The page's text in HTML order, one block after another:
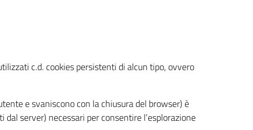
c.d. cookies persistenti di alcun tipo, ovvero
e svaniscono con la chiusura del browser) è
server) necessari per consentire l’esplorazione